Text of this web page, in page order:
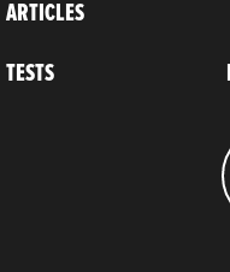
ARTICLES
TESTS